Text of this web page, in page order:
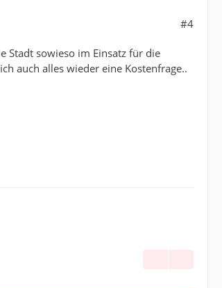
#4
Stadt sowieso im Einsatz für die
auch alles wieder eine Kostenfrage..